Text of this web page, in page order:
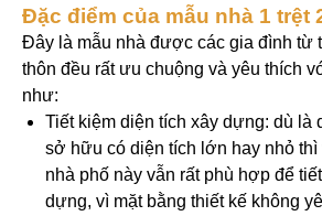
Đặc điểm của mẫu nhà 1 trệt
Đây là mẫu nhà được các gia đình từ
thôn đều rất ưu chuộng và yêu thích
như:
Tiết kiệm diện tích xây dựng: dù là
sở hữu có diện tích lớn hay nhỏ
nhà phố này vẫn rất phù hợp để
dựng, vì mặt bằng thiết kế không